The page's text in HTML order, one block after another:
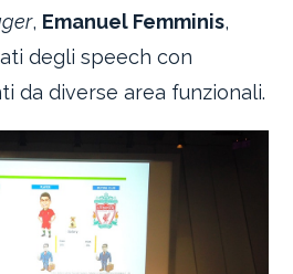
, Emanuel Femminis,
degli speech con
da diverse area funzionali.